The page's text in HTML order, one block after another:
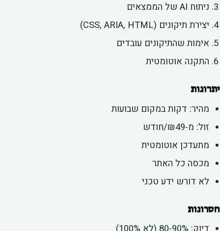
ניתוח AI של הממצאים
יצירת תיקונים (CSS, ARIA, HTML)
אימות שהתיקונים עובדים
התקנה אוטומטית
מהיר: דקות במקום שבועות
זול: מ-₪49/חודש
מתעדכן אוטומטית
מכסה כל האתר
לא דורש ידע טכני